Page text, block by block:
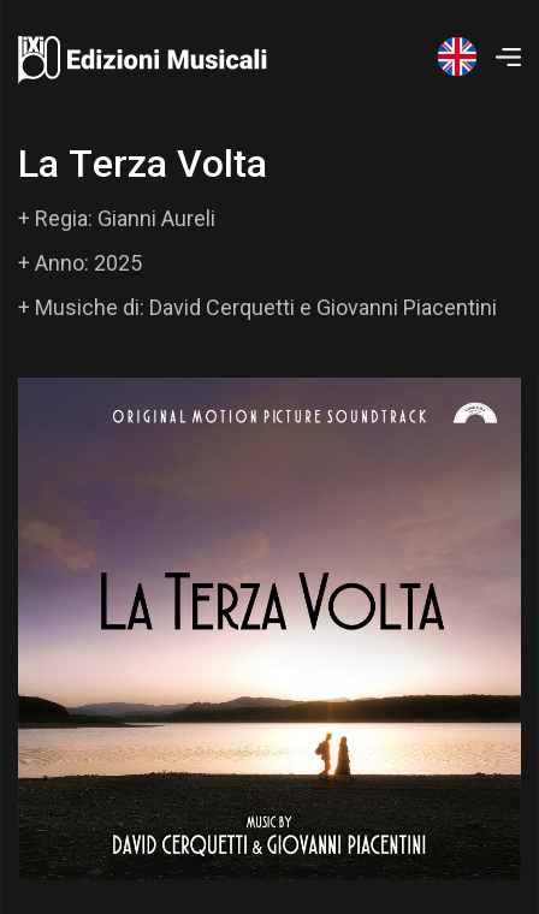
La Terza Volta
+ Regia: Gianni Aureli
+ Anno: 2025
+ Musiche di: David Cerquetti e Giovanni Piacentini